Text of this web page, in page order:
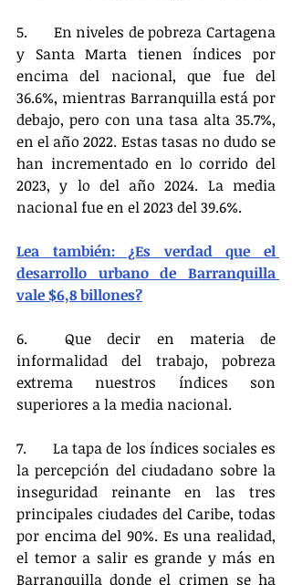
5.	En niveles de pobreza Cartagena
y Santa Marta tienen índices por
encima del nacional, que fue del
36.6%, mientras Barranquilla está por
debajo, pero con una tasa alta 35.7%,
en el año 2022. Estas tasas no dudo se
han incrementado en lo corrido del
2023, y lo del año 2024. La media
nacional fue en el 2023 del 39.6%.
Lea también: ¿Es verdad que el
desarrollo urbano de Barranquilla
vale $6,8 billones?
6.	Que decir en materia de
informalidad del trabajo, pobreza
extrema nuestros índices son
superiores a la media nacional.
7.	La tapa de los índices sociales es
la percepción del ciudadano sobre la
inseguridad reinante en las tres
principales ciudades del Caribe, todas
por encima del 90%. Es una realidad,
el temor a salir es grande y más en
Barranquilla donde el crimen se ha